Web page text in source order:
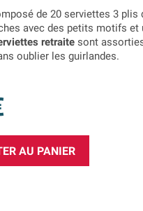
de 20 serviettes 3 plis
avec des petits motifs et
retraite sont
oublier les guirlandes.
AU PANIER